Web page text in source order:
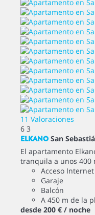
11 Valoraciones
6 3
ELKANO San
El apartamento
tranquila a unos 400
Acceso Internet
Garaje
Balcón
A 450 m de la
desde 200 € / noche